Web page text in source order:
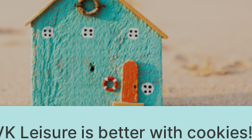
Leisure is better with cookies!